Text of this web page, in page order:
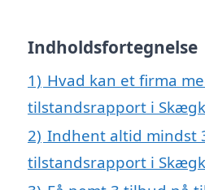
Indholdsfortegnelse
1) Hvad kan et firma
tilstandsrapport i
2) Indhent altid mindst
tilstandsrapport i